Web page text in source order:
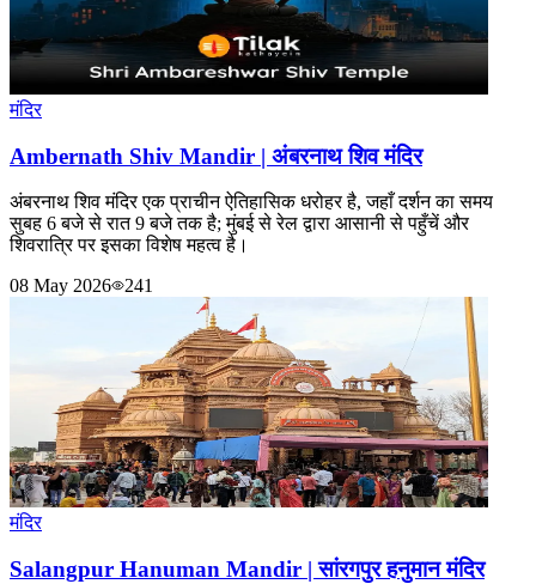
मंदिर
Ambernath Shiv Mandir | अंबरनाथ शिव मंदिर
अंबरनाथ शिव मंदिर एक प्राचीन ऐतिहासिक धरोहर है, जहाँ दर्शन का समय
सुबह 6 बजे से रात 9 बजे तक है; मुंबई से रेल द्वारा आसानी से पहुँचें और
शिवरात्रि पर इसका विशेष महत्व है।
08 May 2026
241
मंदिर
Salangpur Hanuman Mandir | सांरगपुर हनुमान मंदिर